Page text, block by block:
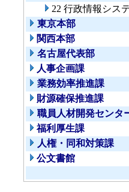
22 行政情報シス
東京本部
関西本部
名古屋代表部
人事企画課
業務効率推進課
財源確保推進課
職員人材開発センタ
福利厚生課
人権・同和対策課
公文書館